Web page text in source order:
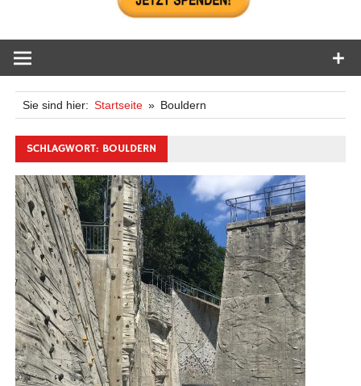
Sie sind hier: Startseite Bouldern
SCHLAGWORT: BOULDERN